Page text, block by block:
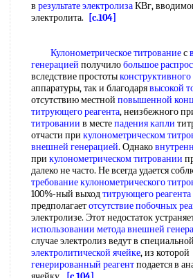
в результате электролизаКВг,
электролита.
[c.104]
Кулонометрическое титрованиес
генерацией получилобольшое
вследствие простоты
аппаратуры, так и благодарявысокой
отсутствию местной повышенной
титрующего реагента, неизбежного
титровании в местепадения капли
отчасти при кулонометрическом
внешней генерацией. Однако
при кулонометрическом титровании
далеко не часто. Не всегда удается
требованиекулонометрического
100%-ный выходтитрующего реагента
предполагаетотсутствие побочных
электролизе. Этот недостаток
использовании методавнешней
случае электролиз ведут в специальной
электролитической ячейке, из которой
генерированный реагентподается в